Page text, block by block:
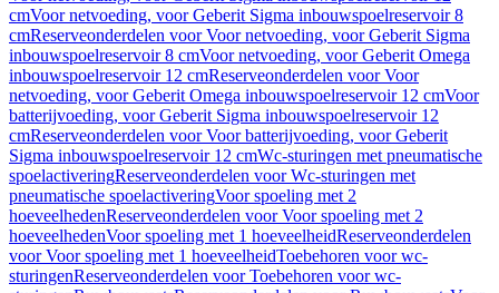
cmVoor netvoeding, voor Geberit Sigma inbouwspoelreservoir 8
cmReserveonderdelen voor Voor netvoeding, voor Geberit Sigma
inbouwspoelreservoir 8 cmVoor netvoeding, voor Geberit Omega
inbouwspoelreservoir 12 cmReserveonderdelen voor Voor
netvoeding, voor Geberit Omega inbouwspoelreservoir 12 cmVoor
batterijvoeding, voor Geberit Sigma inbouwspoelreservoir 12
cmReserveonderdelen voor Voor batterijvoeding, voor Geberit
Sigma inbouwspoelreservoir 12 cmWc-sturingen met pneumatische
spoelactiveringReserveonderdelen voor Wc-sturingen met
pneumatische spoelactiveringVoor spoeling met 2
hoeveelhedenReserveonderdelen voor Voor spoeling met 2
hoeveelhedenVoor spoeling met 1 hoeveelheidReserveonderdelen
voor Voor spoeling met 1 hoeveelheidToebehoren voor wc-
sturingenReserveonderdelen voor Toebehoren voor wc-